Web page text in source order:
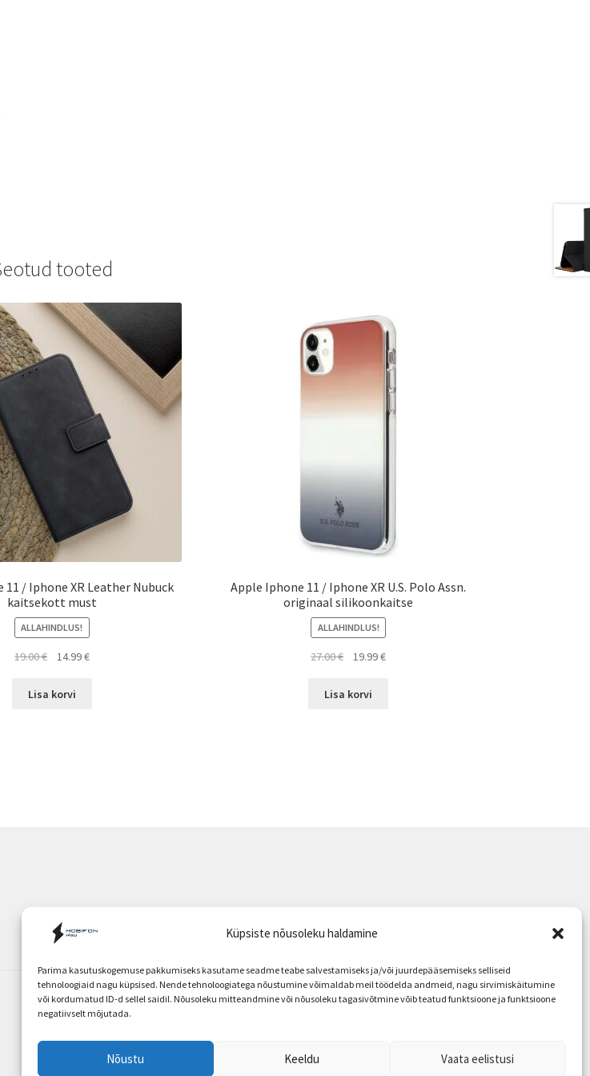
Küpsiste nõusoleku haldamine
Parima kasutuskogemuse pakkumiseks kasutame seadme teabe salvestamiseks ja/või juurdepääsemiseks selliseid
tehnoloogiaid nagu küpsised. Nende tehnoloogiatega nõustumine võimaldab meil töödelda andmeid, nagu sirvimiskäitumine
või kordumatud ID-d sellel saidil. Nõusoleku mitteandmine või nõusoleku tagasivõtmine võib teatud funktsioone ja funktsioone
negatiivselt mõjutada.
Nõustu Keeldu Vaata eelistusi
tooted
11 / Iphone XR Leather Nubuck
kaitsekott must
ALLAHINDLUS!
19.00€
Algne
oli:
14.99€Current
Lisa korvi
Apple Iphone 11 / Iphone XR U.S. Polo Assn.
originaal silikoonkaitse
ALLAHINDLUS!
27.00€
Algne
oli:
19.99€Current
Lisa korvi